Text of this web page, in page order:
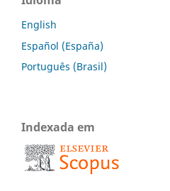
English
Español (España)
Português (Brasil)
Indexada em